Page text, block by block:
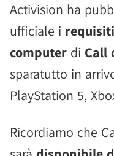
Activision ha
ufficiale i
computer di Call
sparatutto in
PlayStation 5,
Ricordiamo che